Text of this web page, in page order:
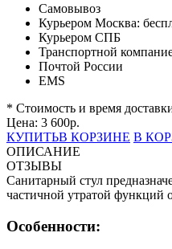
Самовывоз
Курьером Москва:
Курьером СПБ
Транспортной
Почтой России
EMS
* Стоимость и время
Цена: 3 600р.
КУПИТЬВ КОРЗИНЕ В
ОПИСАНИЕ
ОТЗЫВЫ
Санитарный стул
частичной утратой функций
Особенности: